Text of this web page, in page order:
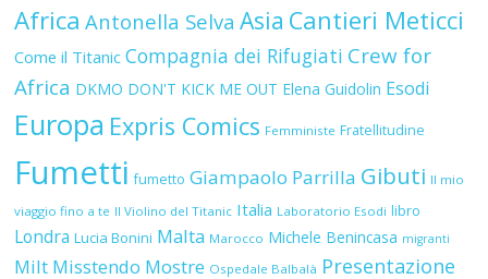
Africa Antonella Selva Asia Cantieri Meticci
Come il Titanic Compagnia dei Rifugiati Crew for
Africa DKMO DON'T KICK ME OUT Elena Guidolin Esodi
Europa Expris Comics Femministe Fratellitudine
Fumetti fumetto Giampaolo Parrilla Gibuti Il mio
viaggio fino a te Il Violino del Titanic Italia Laboratorio Esodi libro
Londra Lucia Bonini Malta Marocco Michele Benincasa migranti
Milt Misstendo Mostre Ospedale Balbalà Presentazione